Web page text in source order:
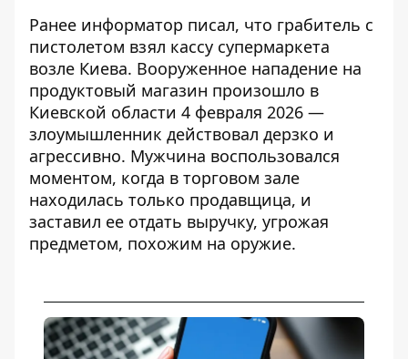
Ранее информатор писал, что грабитель с
пистолетом взял кассу супермаркета
возле Киева. Вооруженное нападение на
продуктовый магазин произошло в
Киевской области 4 февраля 2026 —
злоумышленник действовал дерзко и
агрессивно. Мужчина воспользовался
моментом, когда в торговом зале
находилась только продавщица, и
заставил ее отдать выручку, угрожая
предметом, похожим на оружие.